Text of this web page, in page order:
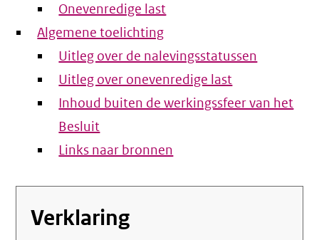
Onevenredige last
Algemene toelichting
Uitleg over de nalevingsstatussen
Uitleg over onevenredige last
Inhoud buiten de werkingssfeer van het
Besluit
Links naar bronnen
Verklaring